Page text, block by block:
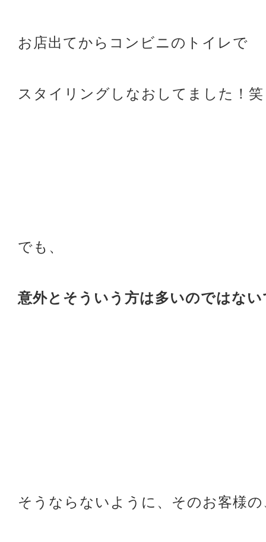
お店出てからコンビニのトイレで
スタイリングしなおしてました！笑
でも、
意外とそういう方は多いのではな
そうならないように、そのお客様の